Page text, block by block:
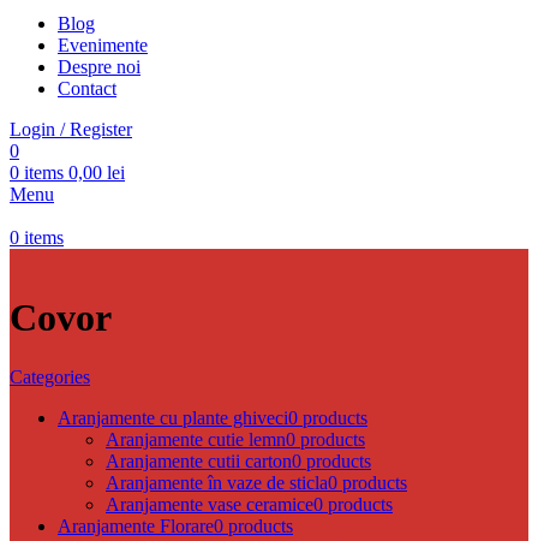
Blog
Evenimente
Despre noi
Contact
Login / Register
0
0 items 0,00 lei
Menu
0 items
Covor
Categories
Aranjamente cu plante ghiveci0 products
Aranjamente cutie lemn0 products
Aranjamente cutii carton0 products
Aranjamente în vaze de sticla0 products
Aranjamente vase ceramice0 products
Aranjamente Florare0 products